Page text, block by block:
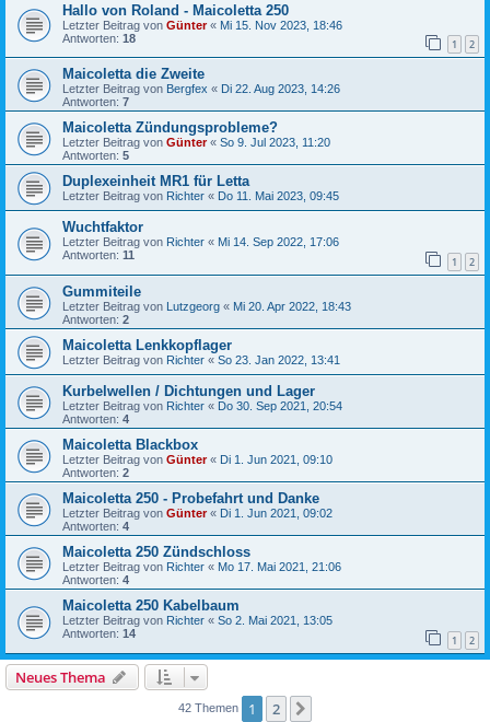
Hallo von Roland - Maicoletta 250
Letzter Beitrag von Günter« Mi 15. Nov 2023, 18:46
Antworten: 18 1 2
Maicoletta die Zweite
Letzter Beitrag von Bergfex « Di 22. Aug 2023, 14:26
Antworten: 7
Maicoletta Zündungsprobleme?
Letzter Beitrag von Günter« So 9. Jul 2023, 11:20
Antworten: 5
Duplexeinheit MR1 für Letta
Letzter Beitrag von Richter « Do 11. Mai 2023, 09:45
Wuchtfaktor
Letzter Beitrag von Richter « Mi 14. Sep 2022, 17:06
Antworten: 11 1 2
Gummiteile
Letzter Beitrag von Lutzgeorg « Mi 20. Apr 2022, 18:43
Antworten: 2
Maicoletta Lenkkopflager
Letzter Beitrag von Richter « So 23. Jan 2022, 13:41
Kurbelwellen / Dichtungen und Lager
Letzter Beitrag von Richter « Do 30. Sep 2021, 20:54
Antworten: 4
Maicoletta Blackbox
Letzter Beitrag von Günter« Di 1. Jun 2021, 09:10
Antworten: 2
Maicoletta 250 - Probefahrt und Danke
Letzter Beitrag von Günter« Di 1. Jun 2021, 09:02
Antworten: 4
Maicoletta 250 Zündschloss
Letzter Beitrag von Richter « Mo 17. Mai 2021, 21:06
Antworten: 4
Maicoletta 250 Kabelbaum
Letzter Beitrag von Richter « So 2. Mai 2021, 13:05
Antworten: 14 1 2
Neues Thema
42 Themen 1 2